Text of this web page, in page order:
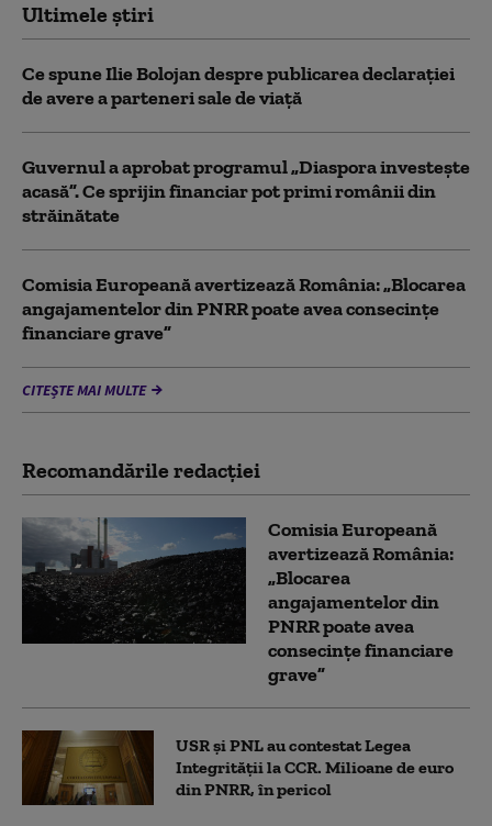
Ultimele știri
Ce spune Ilie Bolojan despre publicarea declarației
de avere a parteneri sale de viață
Guvernul a aprobat programul „Diaspora investește
acasă”. Ce sprijin financiar pot primi românii din
străinătate
Comisia Europeană avertizează România: „Blocarea
angajamentelor din PNRR poate avea consecințe
financiare grave”
CITEȘTE MAI MULTE
Recomandările redacţiei
Comisia Europeană
avertizează România:
„Blocarea
angajamentelor din
PNRR poate avea
consecințe financiare
grave”
USR și PNL au contestat Legea
Integrității la CCR. Milioane de euro
din PNRR, în pericol